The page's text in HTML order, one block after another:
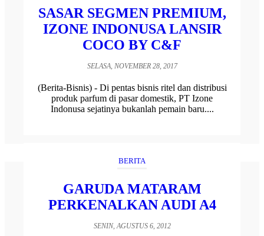
SASAR SEGMEN PREMIUM,
IZONE INDONUSA LANSIR
COCO BY C&F
SELASA, NOVEMBER 28, 2017
(Berita-Bisnis) - Di pentas bisnis ritel dan distribusi
produk parfum di pasar domestik, PT Izone
Indonusa sejatinya bukanlah pemain baru....
BERITA
GARUDA MATARAM
PERKENALKAN AUDI A4
SENIN, AGUSTUS 6, 2012